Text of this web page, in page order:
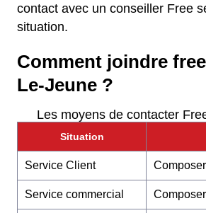
contact avec un conseiller Free
situation.
Comment joindre
Le-Jeune ?
Les moyens de contacter
Situation
Service Client
Service commercial